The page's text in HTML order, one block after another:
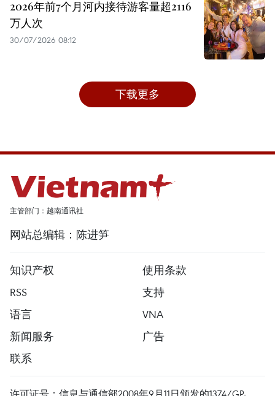
2026年前7个月河内接待游客量超2116
万人次
30/07/2026 08:12
下载更多
主管部门：越南通讯社
网站总编辑：陈进笋
知识产权
使用条款
RSS
支持
语言
VNA
新闻服务
广告
联系
许可证号：信息与通信部2008年9月11日颁发的1374/GP-